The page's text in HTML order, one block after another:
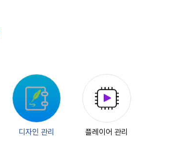
디자인 관리 플레이어 관리